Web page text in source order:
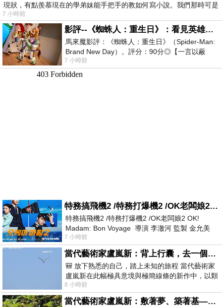
現狀，有點羨慕現在的學弟妹能手把手的教如何寫小說。我們那時可是
7 小時前
影評--《蜘蛛人：重生日》：看見英雄的孤獨與重生
馬來魔影評：《蜘蛛人：重生日》（Spider-Man:
Brand New Day）。評分：90分◎【一言以蔽
之】：一個失去一切的英雄，學會放下孤獨、
7 小時前
特務搞飛機2 /特務打爆機2 /OK老闆娘2 OK! Madam: Bon Voyage
特務搞飛機2 /特務打爆機2 /OK老闆娘2 OK!
Madam: Bon Voyage 導演 李澈河 監製 金允美
劇本 申鉉成 主演 嚴正化 朴誠雄
7 小時前
當代藝術家盧嵐新：背上行囊，去一個沒有人認識你的地方——看風景，也遇見渴望出發的自己
🎒 放下熟悉的自己，踏上未知的旅程 當代藝術家
盧嵐新在此幅極具意境與極簡線條的新作中，以顆
粒感豐富的灰綠粗糙背景，搭配凝練且具
8 小時前
當代藝術家盧嵐新：敷著夢、築著基——讓筆觸成為存在過的證據，將相遇的溫度熔鑄成新的模樣